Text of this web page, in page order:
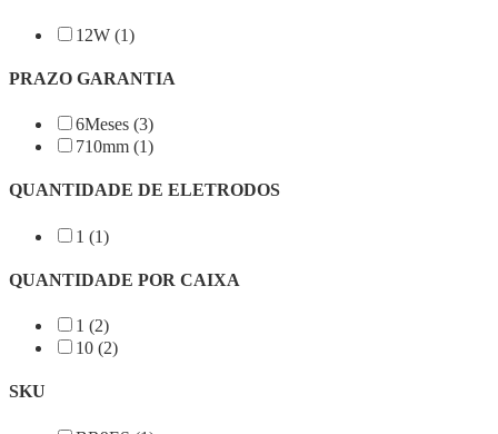
12W (1)
PRAZO GARANTIA
6Meses (3)
710mm (1)
QUANTIDADE DE ELETRODOS
1 (1)
QUANTIDADE POR CAIXA
1 (2)
10 (2)
SKU